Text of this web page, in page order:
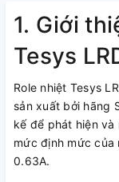
1. Giới
Tesys
Role nhiệt Tesys
sản xuất bởi hãng
kế để phát hiện
mức định mức
0.63A.